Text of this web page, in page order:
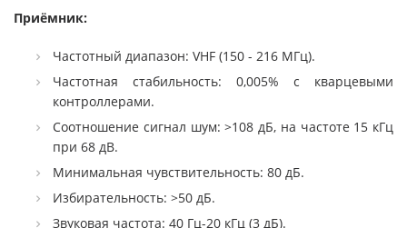
Приёмник:
Частотный диапазон: VHF (150 - 216 МГц).
Частотная стабильность: 0,005% с кварцевыми
контроллерами.
Соотношение сигнал шум: >108 дБ, на частоте 15 кГц
при 68 дВ.
Минимальная чувствительность: 80 дБ.
Избирательность: >50 дБ.
Звуковая частота: 40 Гц-20 кГц (3 дБ).